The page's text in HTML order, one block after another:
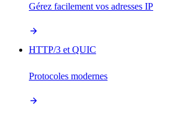
Gérez facilement vos adresses IP
HTTP/3 et QUIC
Protocoles modernes